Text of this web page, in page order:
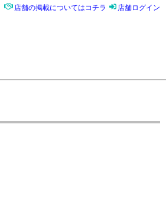
店舗の掲載についてはコチラ 店舗ログイン